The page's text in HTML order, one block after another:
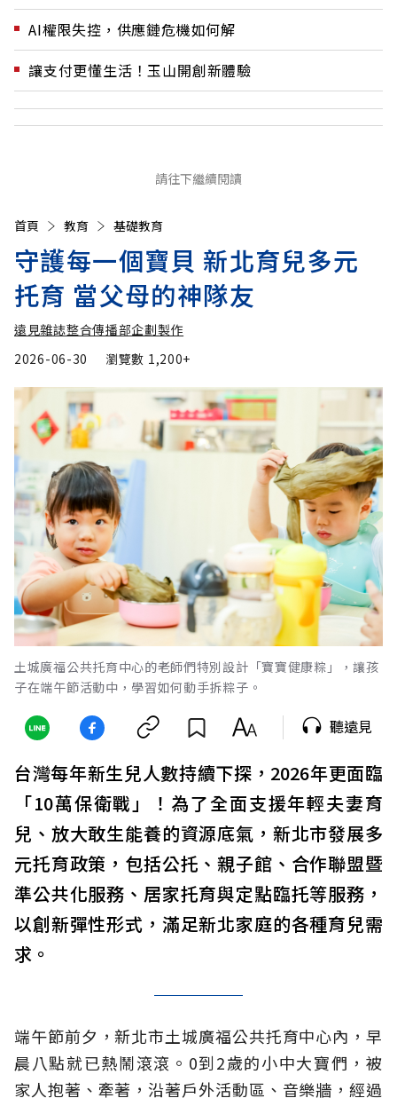
AI權限失控，供應鏈危機如何解
讓支付更懂生活！玉山開創新體驗
請往下繼續閱讀
首頁 教育 基礎教育
守護每一個寶貝 新北育兒多元
托育 當父母的神隊友
遠見雜誌整合傳播部企劃製作
2026-06-30
瀏覽數 1,200+
土城廣福公共托育中心的老師們特別設計「寶寶健康粽」，讓孩
子在端午節活動中，學習如何動手拆粽子。
聽遠見
台灣每年新生兒人數持續下探，2026年更面臨
「10萬保衛戰」！為了全面支援年輕夫妻育
兒、放大敢生能養的資源底氣，新北市發展多
元托育政策，包括公托、親子館、合作聯盟暨
準公共化服務、居家托育與定點臨托等服務，
以創新彈性形式，滿足新北家庭的各種育兒需
求。
端午節前夕，新北市土城廣福公共托育中心內，早
晨八點就已熱鬧滾滾。0到2歲的小中大寶們，被
家人抱著、牽著，沿著戶外活動區、音樂牆，經過